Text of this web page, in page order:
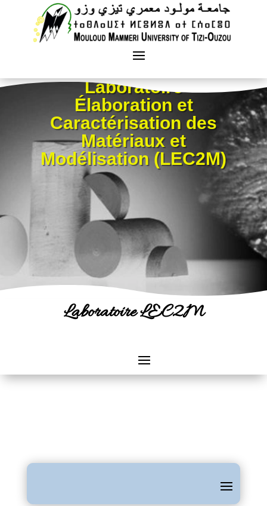
Laboratoire
Élaboration et
Caractérisation des
Matériaux et
Modélisation (LEC2M)
LaboratoireLEC2M